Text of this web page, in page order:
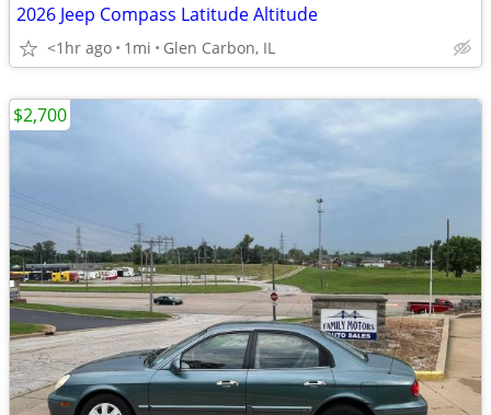
2026 Jeep Compass Latitude Altitude
<1hr ago 1mi Glen Carbon, IL
$2,700